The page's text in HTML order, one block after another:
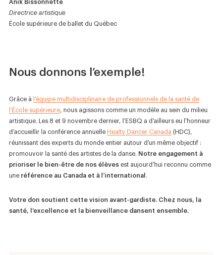
Anik Bissonnette
Directrice artistique
École supérieure de ballet du Québec
Nous donnons l’exemple!
Grâce à l’équipe multidisciplinaire de professionnels de la santé de
l’École supérieure, nous agissons comme un modèle au sein du milieu
artistique. Les 8 et 9 novembre dernier, l’ESBQ a d’ailleurs eu l’honneur
d’accueillir la conférence annuelle Healty Dancer Canada (HDC),
réunissant des experts du monde entier autour d’un même objectif :
promouvoir la santé des artistes de la danse. Notre engagement à
prioriser le bien-être de nos élèves est aujourd’hui reconnu comme
une référence au Canada et à l’international .
Votre don soutient cette vision avant-gardiste. Chez nous, la
santé, l’excellence et la bienveillance dansent ensemble.